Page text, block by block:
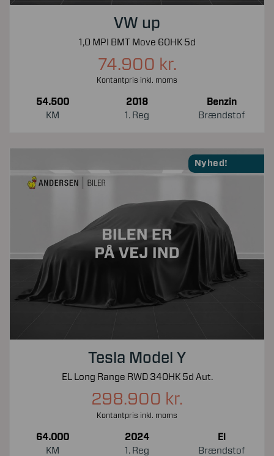
VW up
1,0 MPI BMT Move 60HK 5d
74.900 kr.
Kontantpris inkl. moms
54.500
KM
2018
1. Reg
Benzin
Brændstof
Nyhed!
Tesla Model Y
EL Long Range RWD 340HK 5d Aut.
298.900 kr.
Kontantpris inkl. moms
64.000
KM
2024
1. Reg
El
Brændstof